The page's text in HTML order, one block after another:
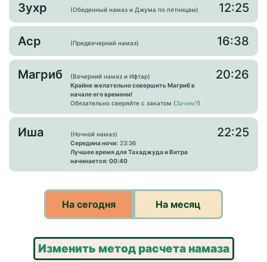
Зухр (Обеденный намаз и Джума по пятницам) 12:25
Аср (Предвечерний намаз) 16:38
Магриб
(Вечерний намаз и Ифтар)
Крайне желательно совершить Магриб в
начале его времени!
Обязательно сверяйте с закатом (Зачем?)
20:26
Иша
(Ночной намаз)
Середина ночи: 23:36
Лучшее время для Тахаджуда и Витра
начинается: 00:40
22:25
На сегодня На месяц
Изменить метод расчета намаза